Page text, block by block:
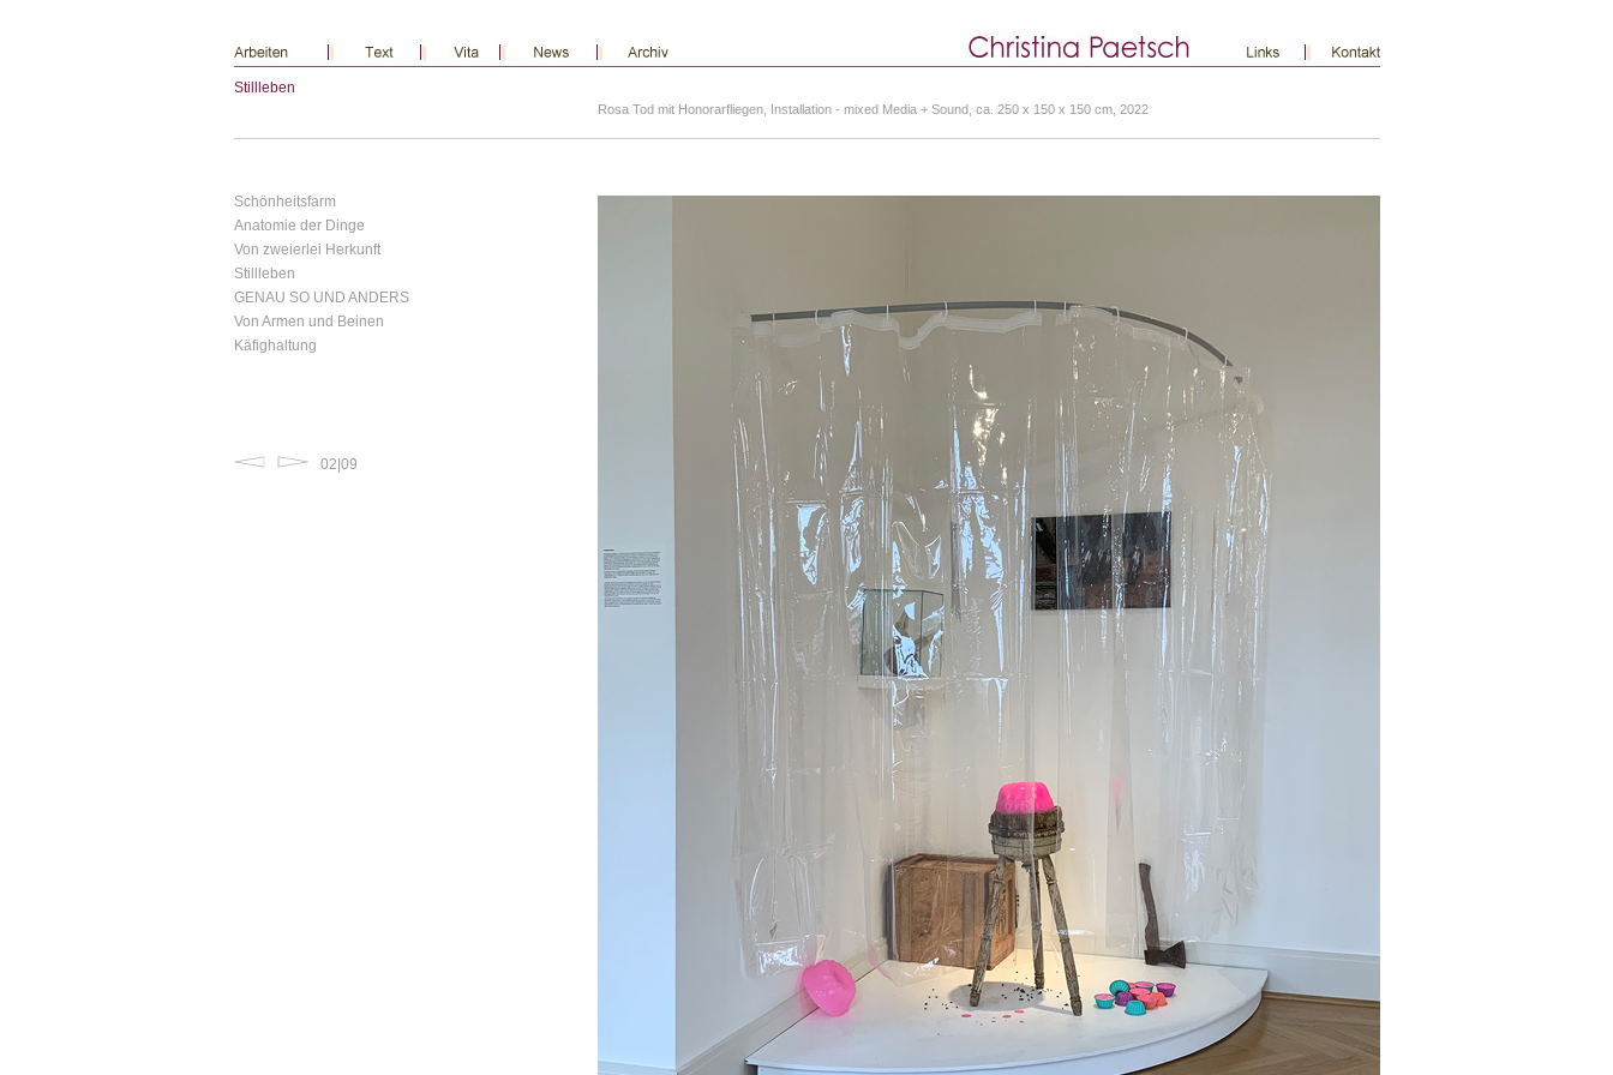
Stillleben
Schönheitsfarm
Anatomie der Dinge
Von zweierlei Herkunft
Stillleben
GENAU SO UND ANDERS
Von Armen und Beinen
Käfighaltung
02|09
Rosa Tod mit Honorarfliegen, Installation - mixed Media + Sound, ca. 250 x 150 x 150 cm, 2022